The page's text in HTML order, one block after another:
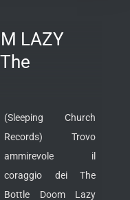
LAZY
(Sleeping Church
Records) Trovo
ammirevole il
coraggio dei The
Bottle Doom Lazy